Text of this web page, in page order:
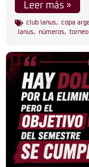
Leer más »
club lanus, copa
lanus, números,